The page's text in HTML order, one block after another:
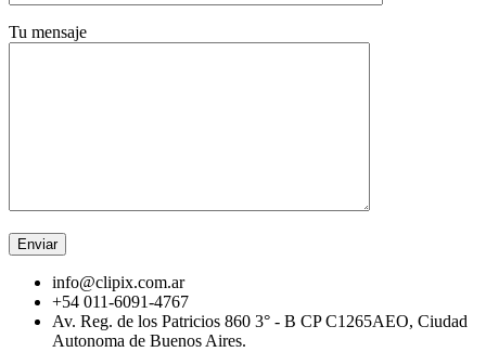
Tu mensaje
info@clipix.com.ar
+54 011-6091-4767
Av. Reg. de los Patricios 860 3° - B CP C1265AEO, Ciudad
Autonoma de Buenos Aires.